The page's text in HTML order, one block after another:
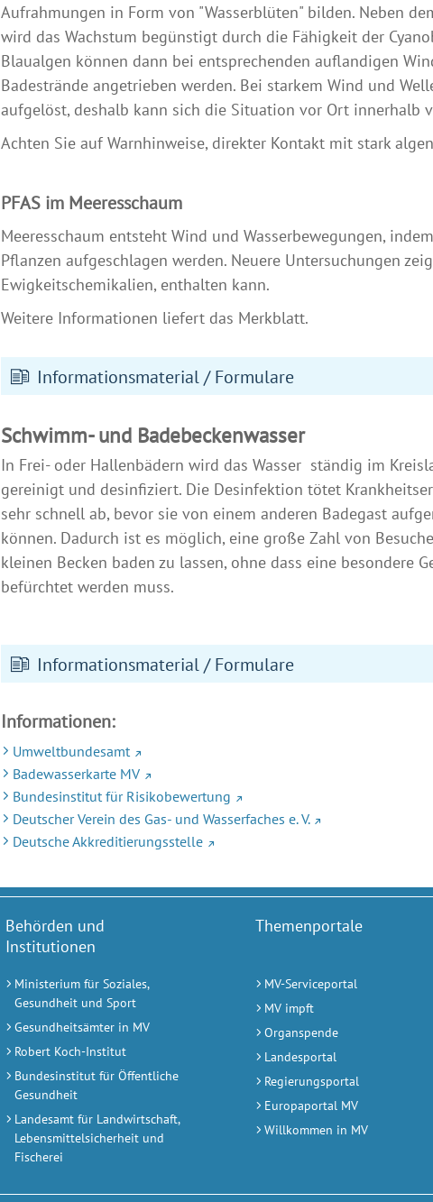
Aufrahmungen in Form von "Wasserblüten" bilden. Neben
wird das Wachstum begünstigt durch die Fähigkeit der
Blaualgen können dann bei entsprechenden auflandigen
Badestrände angetrieben werden. Bei starkem Wind und
aufgelöst, deshalb kann sich die Situation vor Ort innerhalb
Achten Sie auf Warnhinweise, direkter Kontakt mit stark
PFAS im Meeresschaum
Meeresschaum entsteht Wind und Wasserbewegungen,
Pflanzen aufgeschlagen werden. Neuere Untersuchungen
Ewigkeitschemikalien, enthalten kann.
Weitere Informationen liefert das Merkblatt.
Informationsmaterial / Formulare
Schwimm- und Badebeckenwasser
In Frei- oder Hallenbädern wird das Wasser ständig im
gereinigt und desinfiziert. Die Desinfektion tötet
sehr schnell ab, bevor sie von einem anderen Badegast
können. Dadurch ist es möglich, eine große Zahl von
kleinen Becken baden zu lassen, ohne dass eine besondere
befürchtet werden muss.
Informationsmaterial / Formulare
Informationen:
Umweltbundesamt
Badewasserkarte MV
Bundesinstitut für Risikobewertung
Deutscher Verein des Gas- und Wasserfaches e. V.
Deutsche Akkreditierungsstelle
Behörden und
Institutionen
Ministerium für Soziales,
Gesundheit und Sport
Gesundheitsämter in MV
Robert Koch-Institut
Bundesinstitut für Öffentliche
Gesundheit
Landesamt für Landwirtschaft,
Lebensmittelsicherheit und
Fischerei
Themenportale
MV-Serviceportal
MV impft
Organspende
Landesportal
Regierungsportal
Europaportal MV
Willkommen in MV